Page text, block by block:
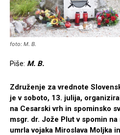
foto: M. B.
Piše: M. B.
Združenje za vrednote
je v soboto, 13. julija,
na Cesarski vrh in spominsko
msgr. dr. Jože Plut v spomin
umrla vojaka Miroslava Moljka